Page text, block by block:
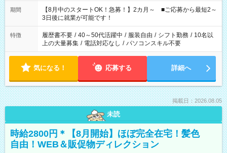
「できれば残業はしたくない」 など、ご希望を教えてください
ね。 ※Wワーク希望の方へ 今ご覧のお仕事で希望する勤務時間
と、もう1つのお仕事の勤務時間。 合計で週40時間を超える場
合は応募できません。
期間
【8月中のスタートOK！急募！】2カ月～ ■ご応募から最短2～
3日後に就業が可能です！
特徴 履歴書不要 / 40～50代活躍中 / 服装自由 / シフト勤務 / 10名以
上の大量募集 / 電話対応なし / パソコンスキル不要
気になる！ 応募する 詳細へ
掲載日：2026.08.05
未読
時給2800円＊【8月開始】ほぼ完全在宅！髪色
自由！WEB＆販促物ディレクション